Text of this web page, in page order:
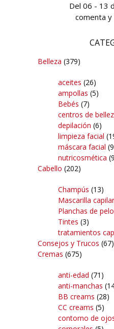
Del 06 - 13
comenta y
Belleza (379)
aceites (26)
ampollas (5)
Bebés (7)
centros de
depilación (6)
limpieza facial
máscara facial
nutricosmética
Cabello (202)
Champús (13)
Mascarilla capilar
Planchas de
Tintes (3)
tratamientos
Consejos y Trucos (67)
Cremas (675)
anti-edad (71)
anti-manchas
BB creams (28)
CC creams (5)
contorno de